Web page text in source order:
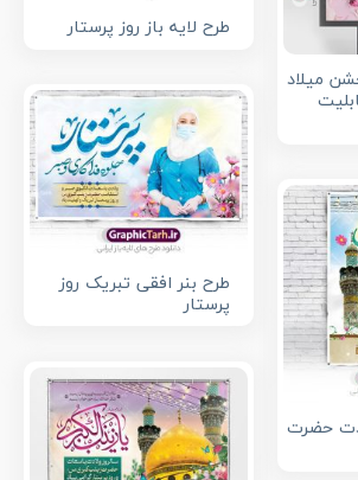
میلاد
طرح لایه باز روز پرستار
طرح بنر افقی تبریک روز
پرستار
حضرت